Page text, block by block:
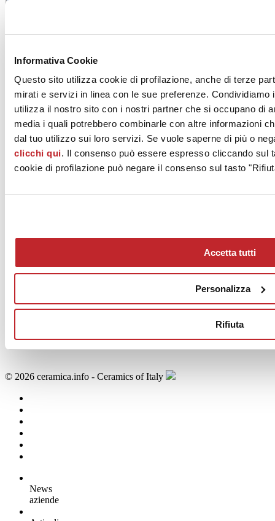
Informativa Cookie
Questo sito utilizza cookie di profilazione, anche di terze
mirati e servizi in linea con le sue preferenze.
utilizza il nostro sito con i nostri partner che si occupano di
media i quali potrebbero combinarle con altre informazioni
dal tuo utilizzo sui loro servizi. Se vuole saperne di più o
clicchi qui. Il consenso può essere espresso cliccando sul
cookie di profilazione può negare il consenso sul tasto
Accetta tutti
Personalizza
Rifiuta
Le aziende di Ceramica Italiana produttrici di sanitaritutelano la
salute dei dipendenti sul luogo di lavoro
Alcune attività del settore comportano lo spostamento di carichi
anche di notevole peso e volume.
Negli stabilimenti produttivi di Civita Castellanala
movimentazione manuale di carichi (stampi per lavabi e arredo
bagno) si sta progressivamente sostituendo con attrezzature
automatizzate.
Gli impianti sono dotati di riduttori di pesoche sollevano gli
gamma dicombinazioni e angoli di inclinazioneche sgravano il
rassodamento
e
minimo lo sforzo fisico.
che garantisce un aumento della resa produttiva e una
maggiore tetela dell’integrità fisica dei lavoratori.
© 2026 ceramica.info - Ceramics of Italy
News
aziende